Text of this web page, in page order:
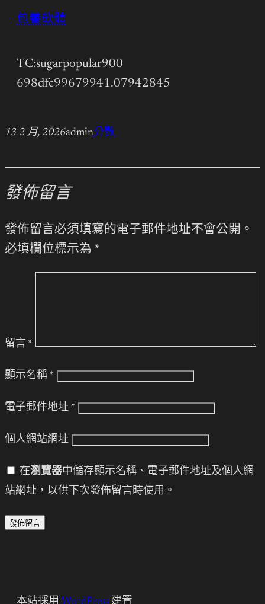
包養軟體
TC:sugarpopular900
698dfc99679941.07942845
13 2 月, 2026admin分數
發佈留言
發佈留言必須填寫的電子郵件地址不會公開。
必填欄位標示為 *
留言 *
顯示名稱 *
電子郵件地址 *
個人網站網址
在瀏覽器中儲存顯示名稱、電子郵件地址及個人網
站網址，以供下次發佈留言時使用。
本站採用 WordPress 建置